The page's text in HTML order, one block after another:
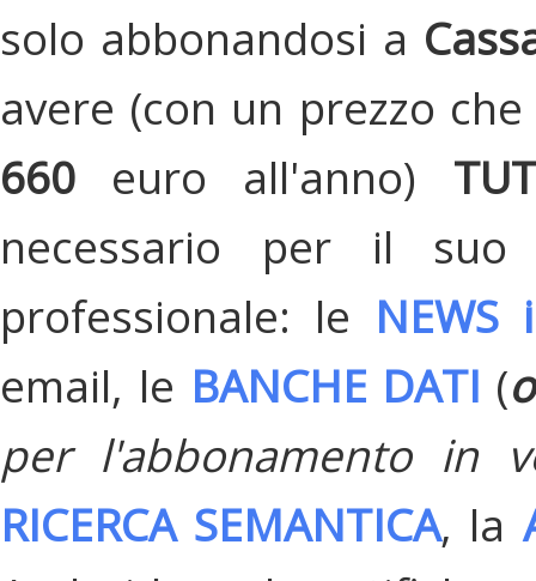
solo abbonandosi a
avere (con un prezzo
660 euro all'anno)
necessario per il suo
professionale: le
email, le BANCHE DATI (
per l'abbonamento in
RICERCA SEMANTICA, la